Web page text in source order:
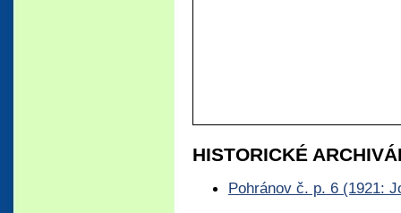
HISTORICKÉ
Pohránov č. p. 6 (1921: